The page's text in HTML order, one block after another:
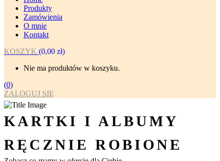
Produkty
Zamówienia
O mnie
Kontakt
KOSZYK (0,00 zł)
Nie ma produktów w koszyku.
(0)
ZALOGUJ SIĘ
KARTKI I ALBUMY
RĘCZNIE ROBIONE